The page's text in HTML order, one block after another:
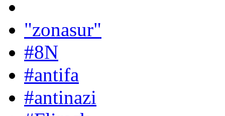
"zonasur"
#8N
#antifa
#antinazi